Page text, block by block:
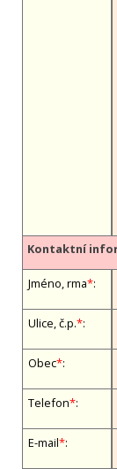
Kontaktní
Jméno, firma*:
Ulice, č.p.*:
Obec*:
Telefon*:
E-mail*: